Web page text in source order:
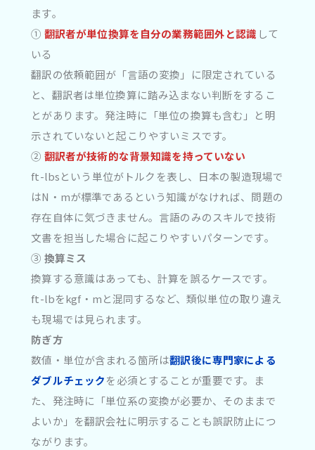
ます。
① 翻訳者が単位換算を自分の業務範囲外と認識 して
いる
翻訳の依頼範囲が「言語の変換」に限定されている
と、翻訳者は単位換算に踏み込まない判断をするこ
とがあります。発注時に「単位の換算も含む」と明
示されていないと起こりやすいミスです。
② 翻訳者が技術的な背景知識を持っていない
ft-lbsという単位がトルクを表し、日本の製造現場で
はN・mが標準であるという知識がなければ、問題の
存在自体に気づきません。言語のみのスキルで技術
文書を担当した場合に起こりやすいパターンです。
③ 換算ミス
換算する意識はあっても、計算を誤るケースです。
ft-lbをkgf・mと混同するなど、類似単位の取り違え
も現場では見られます。
防ぎ方
数値・単位が含まれる箇所は翻訳後に専門家による
ダブルチェックを必須とすることが重要です。ま
た、発注時に「単位系の変換が必要か、そのままで
よいか」を翻訳会社に明示することも誤訳防止につ
ながります。